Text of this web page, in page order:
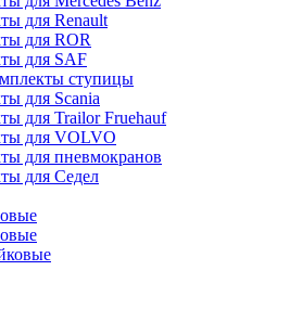
для Renault
для ROR
для SAF
ступицы
для Scania
для Trailor Fruehauf
для VOLVO
для пневмокранов
для Седел